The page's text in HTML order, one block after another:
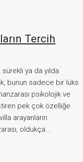
Tercih
ya da yılda
bunun sadece bir lüks
psikolojik ve
pek çok özelliğe
arayanların
oldukça...